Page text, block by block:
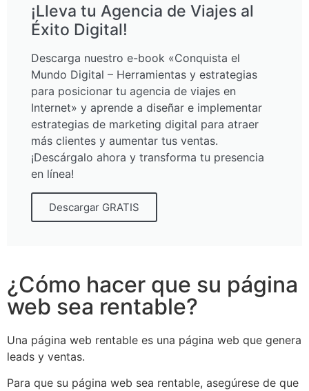
¡Lleva tu Agencia de Viajes al
Éxito Digital!
Descarga nuestro e-book «Conquista el
Mundo Digital – Herramientas y estrategias
para posicionar tu agencia de viajes en
Internet» y aprende a diseñar e implementar
estrategias de marketing digital para atraer
más clientes y aumentar tus ventas.
¡Descárgalo ahora y transforma tu presencia
en línea!
Descargar GRATIS
¿Cómo hacer que su página
web sea rentable?
Una página web rentable es una página web que genera
leads y ventas.
Para que su página web sea rentable, asegúrese de que